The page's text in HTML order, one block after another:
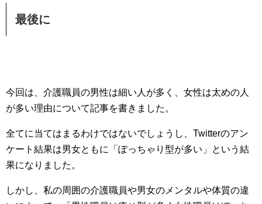
最後に
今回は、介護職員の男性は細い人が多く、女性は太めの人
が多い理由について記事を書きました。
全てに当てはまるわけではないでしょうし、Twitterのアン
ケート結果は男女ともに「ぽっちゃり型が多い」という結
果になりました。
しかし、私の周囲の介護職員や男女のメンタルや体質の違